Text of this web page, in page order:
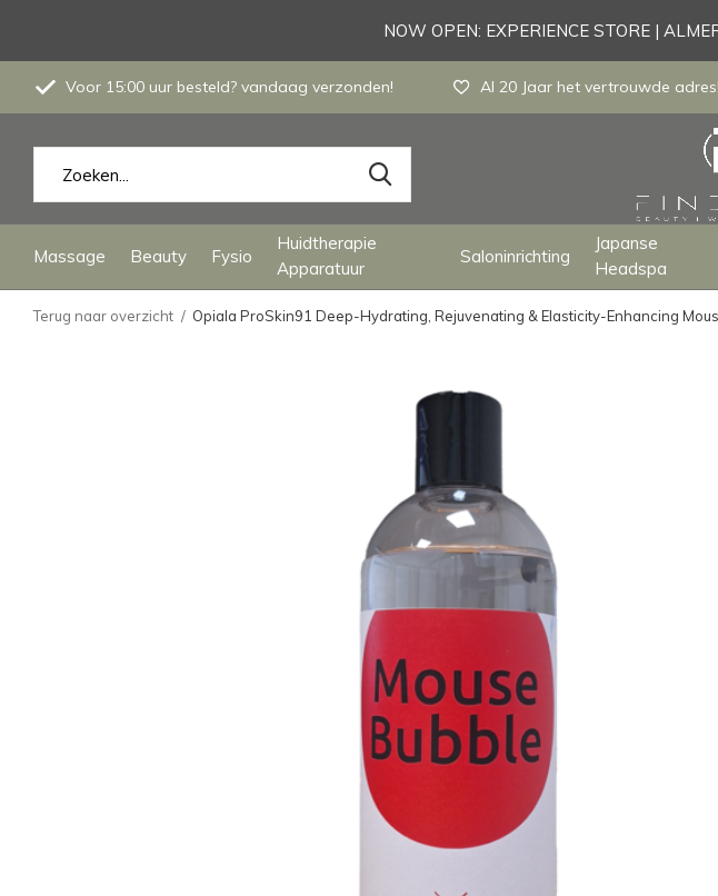
Massage Beauty Fysio
Huidtherapie
Apparatuur
Saloninrichting
Japanse
Headspa
Voor 15:00 uur besteld? vandaag verzonden! Al 20 Jaar het vertrouwde adres!
NOW OPEN: EXPERIENCE STORE |
Terug naar overzicht Opiala ProSkin91 Deep-Hydrating, Rejuvenating & Elasticity-Enhancing